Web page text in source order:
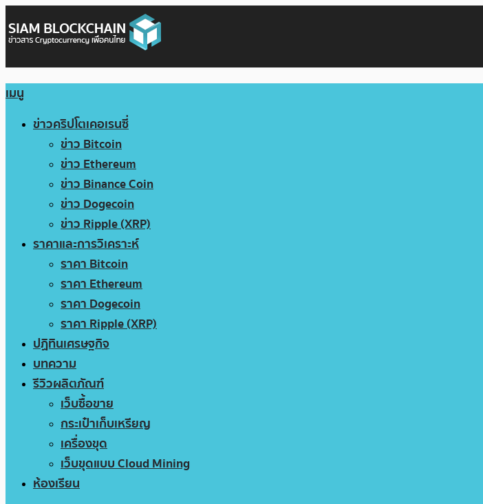
เมนู
ข่าวคริปโตเคอเรนซี่
ข่าว Bitcoin
ข่าว Ethereum
ข่าว Binance Coin
ข่าว Dogecoin
ข่าว Ripple (XRP)
ราคาและการวิเคราะห์
ราคา Bitcoin
ราคา Ethereum
ราคา Dogecoin
ราคา Ripple (XRP)
ปฏิทินเศรษฐกิจ
บทความ
รีวิวผลิตภัณฑ์
เว็บซื้อขาย
กระเป๋าเก็บเหรียญ
เครื่องขุด
เว็บขุดแบบ Cloud Mining
ห้องเรียน